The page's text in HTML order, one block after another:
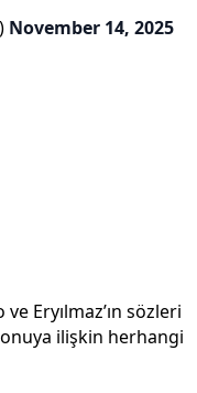
November 14, 2025
Eryılmaz’ın sözleri
ilişkin herhangi